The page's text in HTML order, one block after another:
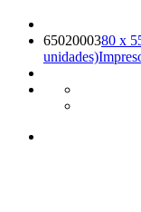
6502000380 x
unidades)